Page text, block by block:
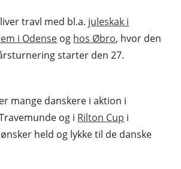
travl med bl.a. juleskak i
i Odense og hos Øbro, hvor den
starter den 27.
mange danskere i aktion i
og i Rilton Cup i
held og lykke til de danske